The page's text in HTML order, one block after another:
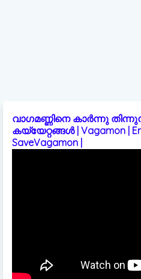
വാഗമണ്ണിനെ കാർന്നു
കയ്യേറ്റങ്ങൾ | Vagamon |
SaveVagamon |